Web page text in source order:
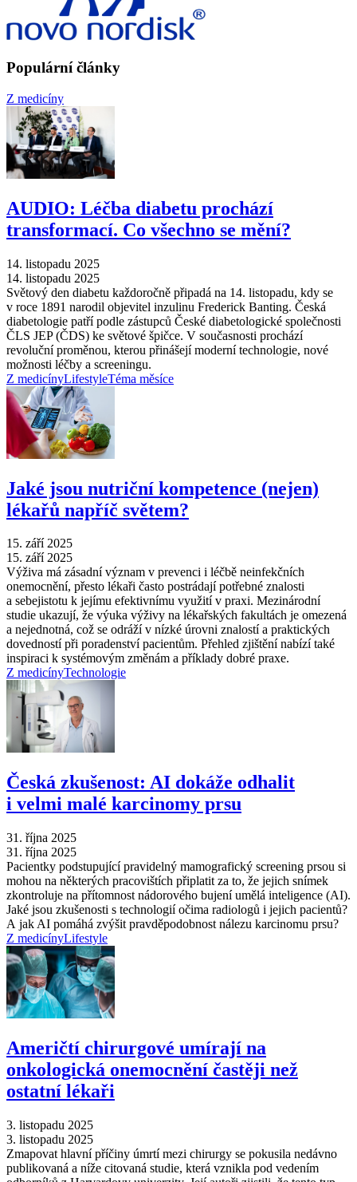
Populární články
Z medicíny
AUDIO: Léčba diabetu prochází
transformací. Co všechno se mění?
14. listopadu 2025
14. listopadu 2025
Světový den diabetu každoročně připadá na 14. listopadu, kdy se
v roce 1891 narodil objevitel inzulinu Frederick Banting. Česká
diabetologie patří podle zástupců České diabetologické společnosti
ČLS JEP (ČDS) ke světové špičce. V současnosti prochází
revoluční proměnou, kterou přinášejí moderní technologie, nové
možnosti léčby a screeningu.
Z medicínyLifestyleTéma měsíce
Jaké jsou nutriční kompetence (nejen)
lékařů napříč světem?
15. září 2025
15. září 2025
Výživa má zásadní význam v prevenci i léčbě neinfekčních
onemocnění, přesto lékaři často postrádají potřebné znalosti
a sebejistotu k jejímu efektivnímu využití v praxi. Mezinárodní
studie ukazují, že výuka výživy na lékařských fakultách je omezená
a nejednotná, což se odráží v nízké úrovni znalostí a praktických
dovedností při poradenství pacientům. Přehled zjištění nabízí také
inspiraci k systémovým změnám a příklady dobré praxe.
Z medicínyTechnologie
Česká zkušenost: AI dokáže odhalit
i velmi malé karcinomy prsu
31. října 2025
31. října 2025
Pacientky podstupující pravidelný mamografický screening prsou si
mohou na některých pracovištích připlatit za to, že jejich snímek
zkontroluje na přítomnost nádorového bujení umělá inteligence (AI).
Jaké jsou zkušenosti s technologií očima radiologů i jejich pacientů?
A jak AI pomáhá zvýšit pravděpodobnost nálezu karcinomu prsu?
Z medicínyLifestyle
Američtí chirurgové umírají na
onkologická onemocnění častěji než
ostatní lékaři
3. listopadu 2025
3. listopadu 2025
Zmapovat hlavní příčiny úmrtí mezi chirurgy se pokusila nedávno
publikovaná a níže citovaná studie, která vznikla pod vedením